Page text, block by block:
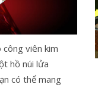
viên kim
hồ núi lửa
có thể mang